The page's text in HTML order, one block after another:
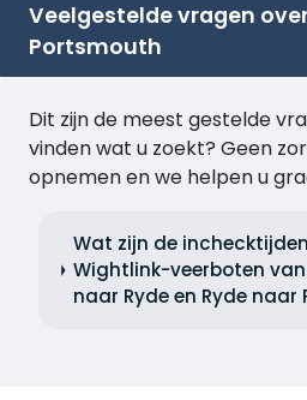
Veelgestelde vragen
Portsmouth
Dit zijn de meest gestelde
vinden wat u zoekt? Geen
opnemen en we helpen u
Wat zijn de
Wightlink-veerboten
naar Ryde en Ryde